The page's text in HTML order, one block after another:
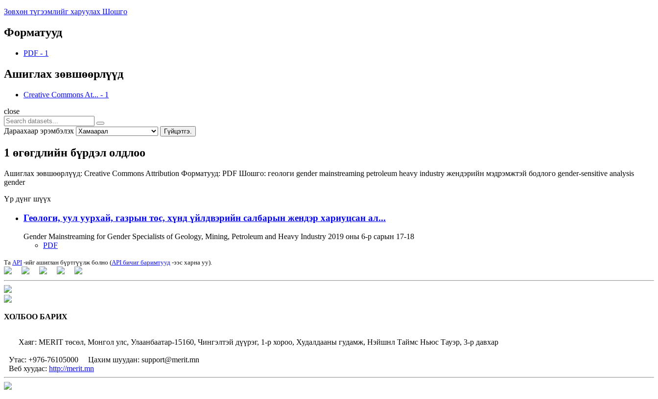
Зөвхөн түгээмлийг харуулах Шошго
Форматууд
PDF - 1
Ашиглах зөвшөөрлүүд
Creative Commons At... - 1
close
Дараахаар эрэмбэлэх Гүйцэтгэ.
1 өгөгдлийн бүрдэл олдлоо
Ашиглах зөвшөөрлүүд: Creative Commons Attribution Форматууд: PDF Шошго: геологи gender mainstreaming petroleum heavy industry жендэрийн мэдрэмжтэй бодлого gender-sensitive analysis
gender
Үр дүнг шүүх
Геологи, уул уурхай, газрын тос, хүнд үйлдвэрийн салбарын жендэр хариуцсан ал...
Gender Mainstreaming for Gender Specialists of Geology, Mining, Petroleum and Heavy Industry 2019 оны 6-р сарын 17-18
PDF
Та API -ийг ашиглан бүртгүүлж болно (API бичиг баримтууд -ээс харна уу).
ХОЛБОО БАРИХ
Хаяг: MERIT төсөл, Монгол улс, Улаанбаатар-15160, Чингэлтэй дүүрэг, 1-р хороо, Худалдааны гудамж, Нэйшнл Таймс Ньюс Тауэр, 3-р давхар
Утас: +976-76105000
Цахим шуудан: support@merit.mn
Веб хуудас: http://merit.mn